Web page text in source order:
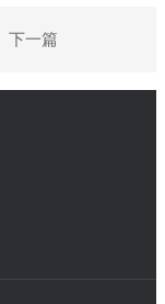
下一篇